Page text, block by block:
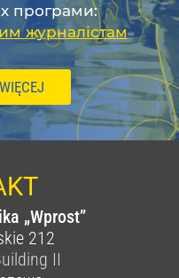
програми:
журналістам
„Wprost”
212
II